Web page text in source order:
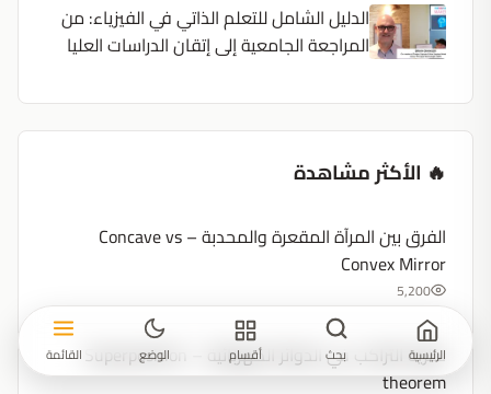
الدليل الشامل للتعلم الذاتي في الفيزياء: من
المراجعة الجامعية إلى إتقان الدراسات العليا
🔥 الأكثر مشاهدة
الفرق بين المرآة المقعرة والمحدبة – Concave vs
Convex Mirror
5,200
نظرية التراكب في الدوائر الكهربائية – Superposition
theorem
الرئيسية بحث أقسام الوضع القائمة